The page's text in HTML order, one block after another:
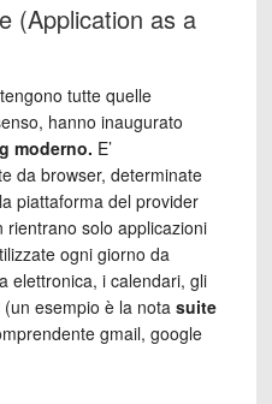
(Application as a
tutte quelle
hanno inaugurato
moderno. E’
da browser, determinate
piattaforma del provider
solo applicazioni
ogni giorno da
elettronica, i calendari, gli
esempio è la nota suite
gmail, google